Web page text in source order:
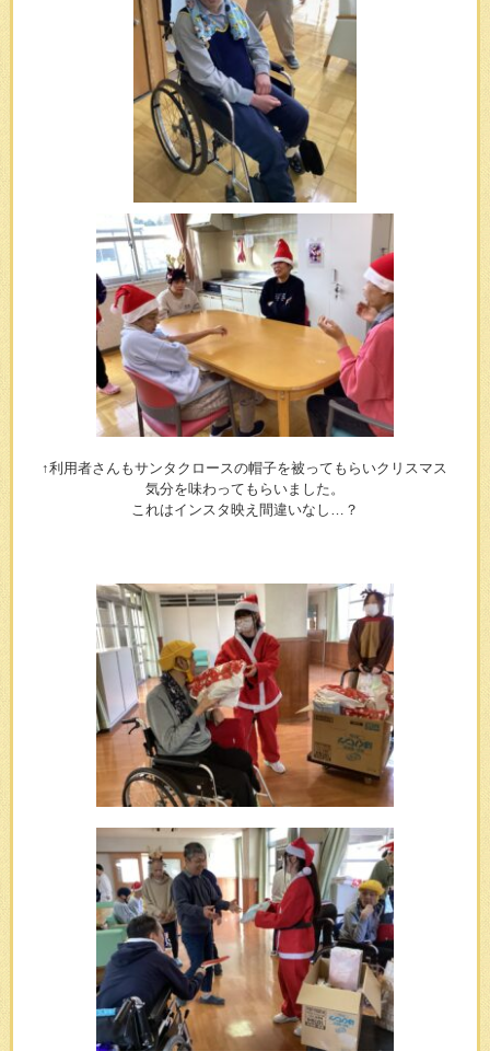
↑利用者さんもサンタクロースの帽子を被ってもらいクリスマス
気分を味わってもらいました。
これはインスタ映え間違いなし…？